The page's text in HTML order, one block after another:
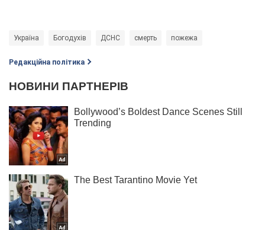
Україна Богодухів ДСНС смерть пожежа
Редакційна політика